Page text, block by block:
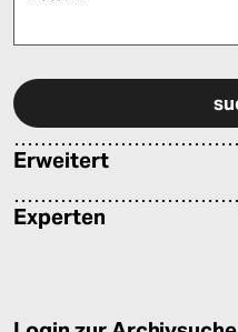
Erweitert
Experten